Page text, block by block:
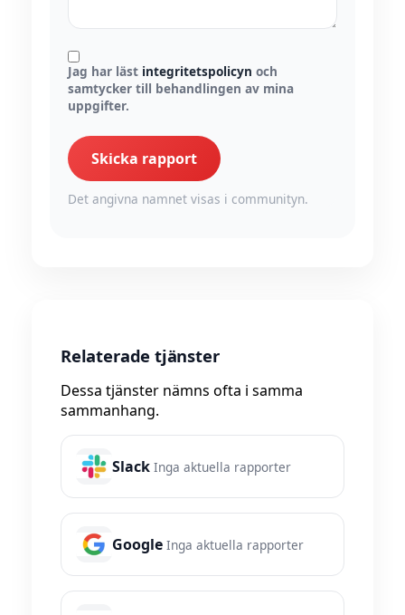
Jag har läst integritetspolicyn och
samtycker till behandlingen av mina
uppgifter.
Skicka rapport
Det angivna namnet visas i communityn.
Relaterade tjänster
Dessa tjänster nämns ofta i samma
sammanhang.
Slack Inga aktuella rapporter
Google Inga aktuella rapporter